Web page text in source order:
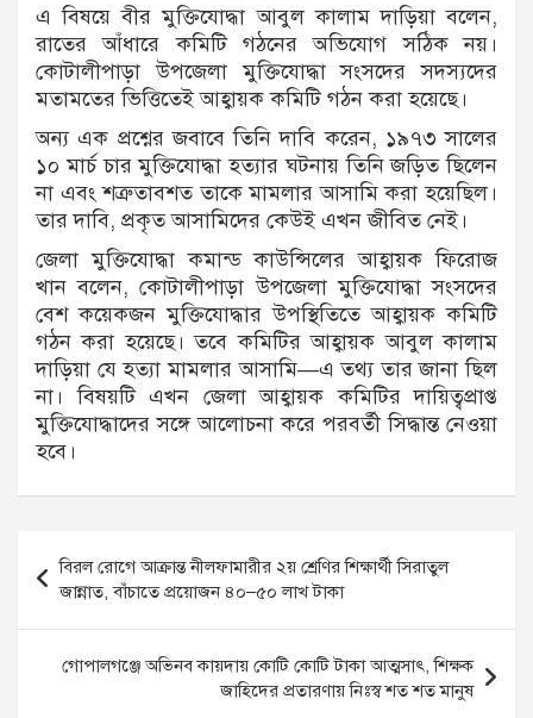
এ বিষয়ে বীর মুক্তিযোদ্ধা আবুল কালাম দাড়িয়া বলেন,
রাতের আঁধারে কমিটি গঠনের অভিযোগ সঠিক নয়।
কোটালীপাড়া উপজেলা মুক্তিযোদ্ধা সংসদের সদস্যদের
মতামতের ভিত্তিতেই আহ্বায়ক কমিটি গঠন করা হয়েছে।
অন্য এক প্রশ্নের জবাবে তিনি দাবি করেন, ১৯৭৩ সালের
১০ মার্চ চার মুক্তিযোদ্ধা হত্যার ঘটনায় তিনি জড়িত ছিলেন
না এবং শত্রুতাবশত তাকে মামলার আসামি করা হয়েছিল।
তার দাবি, প্রকৃত আসামিদের কেউই এখন জীবিত নেই।
জেলা মুক্তিযোদ্ধা কমান্ড কাউন্সিলের আহ্বায়ক ফিরোজ
খান বলেন, কোটালীপাড়া উপজেলা মুক্তিযোদ্ধা সংসদের
বেশ কয়েকজন মুক্তিযোদ্ধার উপস্থিতিতে আহ্বায়ক কমিটি
গঠন করা হয়েছে। তবে কমিটির আহ্বায়ক আবুল কালাম
দাড়িয়া যে হত্যা মামলার আসামি—এ তথ্য তার জানা ছিল
না। বিষয়টি এখন জেলা আহ্বায়ক কমিটির দায়িত্বপ্রাপ্ত
মুক্তিযোদ্ধাদের সঙ্গে আলোচনা করে পরবর্তী সিদ্ধান্ত নেওয়া
হবে।
Post
navigation
বিরল রোগে আক্রান্ত নীলফামারীর ২য় শ্রেণির শিক্ষার্থী সিরাতুল
জান্নাত, বাঁচাতে প্রয়োজন ৪০–৫০ লাখ টাকা
গোপালগঞ্জে অভিনব কায়দায় কোটি কোটি টাকা আত্মসাৎ, শিক্ষক
জাহিদের প্রতারণায় নিঃস্ব শত শত মানুষ